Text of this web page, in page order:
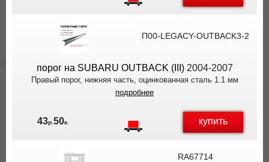
П00-LEGACY-OUTBACK3-2
порог на SUBARU OUTBACK (III)2004-2007
Правый порог, нижняя часть, оцинкованная сталь 1.1 мм
подробнее
43р.50к. купить
RA67714